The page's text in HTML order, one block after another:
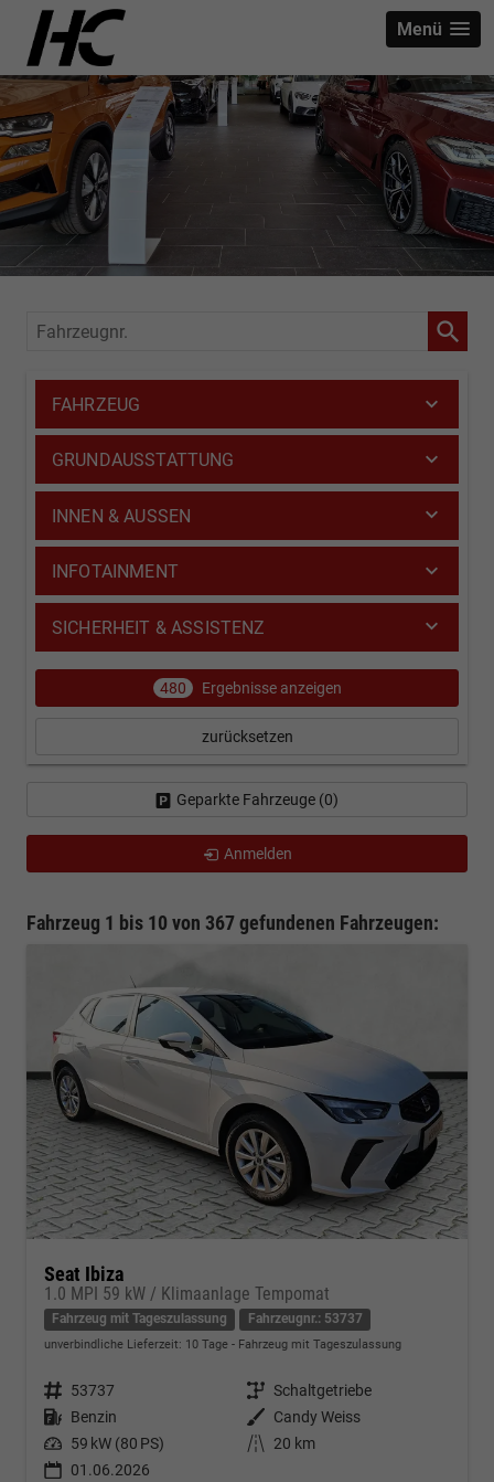
Menü
Fahrzeug 1 bis 10 von 367 gefundenen Fahrzeugen:
Seat Ibiza
1.0 MPI 59 kW / Klimaanlage Tempomat
Fahrzeug mit Tageszulassung Fahrzeugnr.: 53737
unverbindliche Lieferzeit: 10 Tage Fahrzeug mit Tageszulassung
Fahrzeugnr. 53737 Getriebe Schaltgetriebe
Kraftstoff Benzin Außenfarbe
Candy Weiss
Leistung 59 kW (80 PS) Kilometerstand
20 km
01.06.2026
Fahrzeugnr.
FAHRZEUG
GRUNDAUSSTATTUNG
INNEN & AUSSEN
INFOTAINMENT
SICHERHEIT & ASSISTENZ
480 Ergebnisse anzeigen
zurücksetzen
Geparkte Fahrzeuge (0)
Anmelden